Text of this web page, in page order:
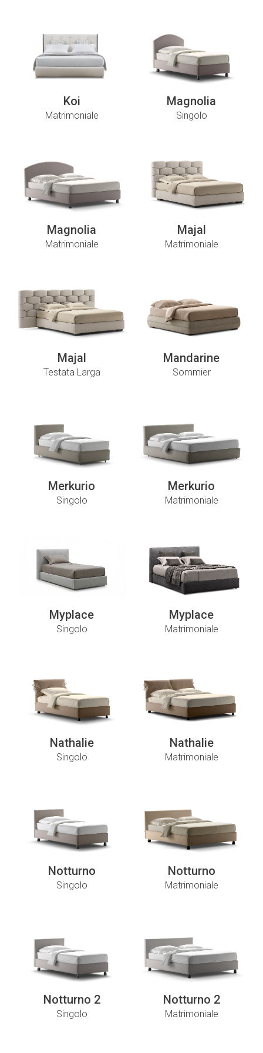
Koi
Matrimoniale
Magnolia
Singolo
Magnolia
Matrimoniale
Majal
Matrimoniale
Majal
Testata Larga
Mandarine
Sommier
Merkurio
Singolo
Merkurio
Matrimoniale
Myplace
Singolo
Myplace
Matrimoniale
Nathalie
Singolo
Nathalie
Matrimoniale
Notturno
Singolo
Notturno
Matrimoniale
Notturno 2
Singolo
Notturno 2
Matrimoniale